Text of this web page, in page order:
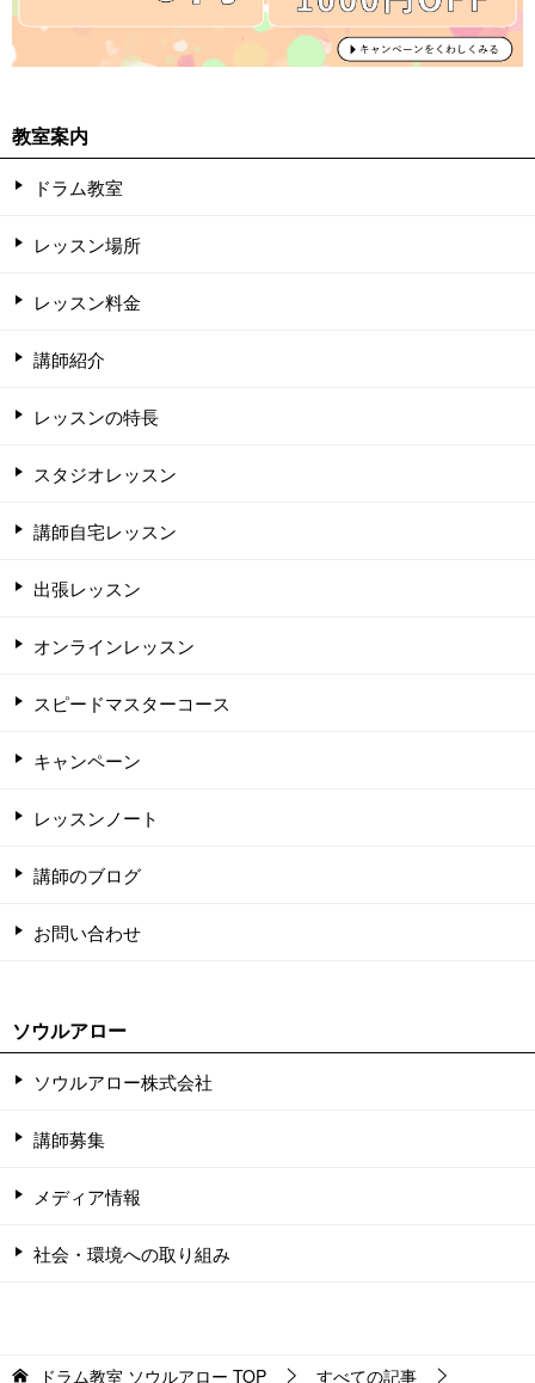
教室案内
ドラム教室
レッスン場所
レッスン料金
講師紹介
レッスンの特長
スタジオレッスン
講師自宅レッスン
出張レッスン
オンラインレッスン
スピードマスターコース
キャンペーン
レッスンノート
講師のブログ
お問い合わせ
ソウルアロー
ソウルアロー株式会社
講師募集
メディア情報
社会・環境への取り組み
ドラム教室 ソウルアロー TOP すべての記事